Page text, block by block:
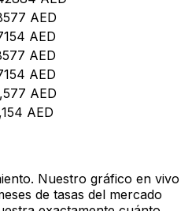
AED
AED
AED
AED
AED
AED
Nuestro gráfico en vivo
de tasas del mercado